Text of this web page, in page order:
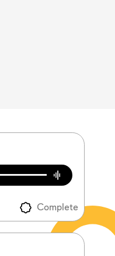
Complete